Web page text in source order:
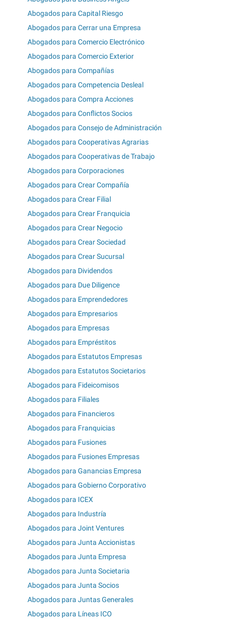
Abogados para Capital Riesgo
Abogados para Cerrar una Empresa
Abogados para Comercio Electrónico
Abogados para Comercio Exterior
Abogados para Compañías
Abogados para Competencia Desleal
Abogados para Compra Acciones
Abogados para Conflictos Socios
Abogados para Consejo de Administración
Abogados para Cooperativas Agrarias
Abogados para Cooperativas de Trabajo
Abogados para Corporaciones
Abogados para Crear Compañía
Abogados para Crear Filial
Abogados para Crear Franquicia
Abogados para Crear Negocio
Abogados para Crear Sociedad
Abogados para Crear Sucursal
Abogados para Dividendos
Abogados para Due Diligence
Abogados para Emprendedores
Abogados para Empresarios
Abogados para Empresas
Abogados para Empréstitos
Abogados para Estatutos Empresas
Abogados para Estatutos Societarios
Abogados para Fideicomisos
Abogados para Filiales
Abogados para Financieros
Abogados para Franquicias
Abogados para Fusiones
Abogados para Fusiones Empresas
Abogados para Ganancias Empresa
Abogados para Gobierno Corporativo
Abogados para ICEX
Abogados para Industría
Abogados para Joint Ventures
Abogados para Junta Accionistas
Abogados para Junta Empresa
Abogados para Junta Societaria
Abogados para Junta Socios
Abogados para Juntas Generales
Abogados para Líneas ICO